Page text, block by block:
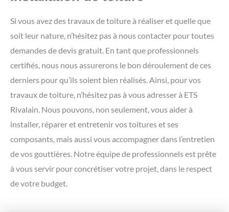
Si vous avez des travaux de toiture à réaliser et quelle que
soit leur nature, n’hésitez pas à nous contacter pour toutes
demandes de devis gratuit. En tant que professionnels
certifiés, nous nous assurerons le bon déroulement de ces
derniers pour qu’ils soient bien réalisés. Ainsi, pour vos
travaux de toiture, n’hésitez pas à vous adresser à ETS
Rivalain. Nous pouvons, non seulement, vous aider à
installer, réparer et entretenir vos toitures et ses
composants, mais aussi vous accompagner dans l’entretien
de vos gouttières. Notre équipe de professionnels est prête
à vous servir pour concrétiser votre projet, dans le respect
de votre budget.